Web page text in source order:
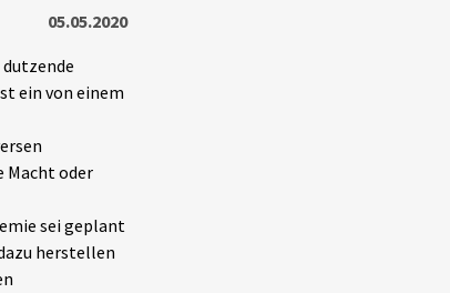
05.05.2020
ein von einem
Macht oder
sei geplant
herstellen